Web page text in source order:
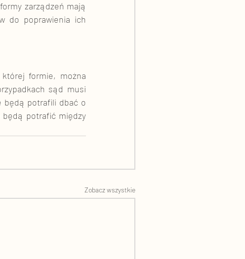
zarządzeń mają
do poprawienia ich
której formie, można
sąd musi
będą potrafili dbać o
będą potrafić między
Zobacz wszystkie